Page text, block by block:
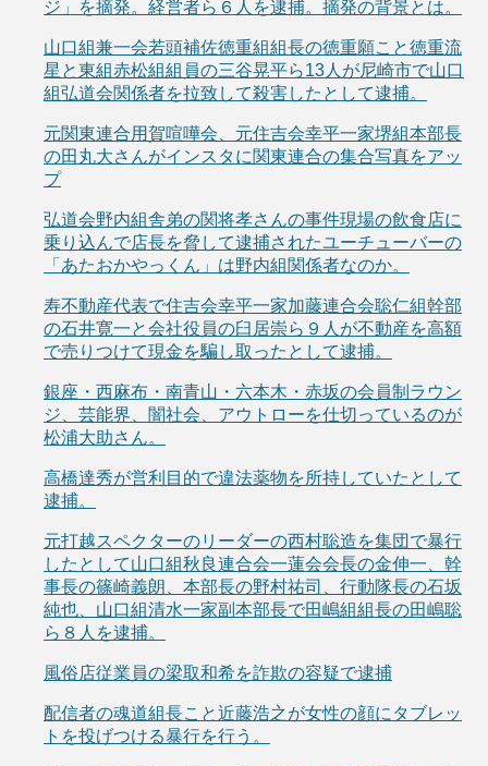
ジ」を摘発。経営者ら６人を逮捕。摘発の背景とは。
山口組兼一会若頭補佐徳重組組長の徳重願こと徳重流
星と東組赤松組組員の三谷晃平ら13人が尼崎市で山口
組弘道会関係者を拉致して殺害したとして逮捕。
元関東連合用賀喧嘩会、元住吉会幸平一家堺組本部長
の田丸大さんがインスタに関東連合の集合写真をアッ
プ
弘道会野内組舎弟の関将孝さんの事件現場の飲食店に
乗り込んで店長を脅して逮捕されたユーチューバーの
「あたおかやっくん」は野内組関係者なのか。
寿不動産代表で住吉会幸平一家加藤連合会聡仁組幹部
の石井寛一と会社役員の臼居崇ら９人が不動産を高額
で売りつけて現金を騙し取ったとして逮捕。
銀座・西麻布・南青山・六本木・赤坂の会員制ラウン
ジ、芸能界、闇社会、アウトローを仕切っているのが
松浦大助さん。
高橋達秀が営利目的で違法薬物を所持していたとして
逮捕。
元打越スペクターのリーダーの西村聡造を集団で暴行
したとして山口組秋良連合会一蓮会会長の金伸一、幹
事長の篠崎義朗、本部長の野村祐司、行動隊長の石坂
純也、山口組清水一家副本部長で田嶋組組長の田嶋聡
ら８人を逮捕。
風俗店従業員の梁取和希を詐欺の容疑で逮捕
配信者の魂道組長こと近藤浩之が女性の顔にタブレッ
トを投げつける暴行を行う。